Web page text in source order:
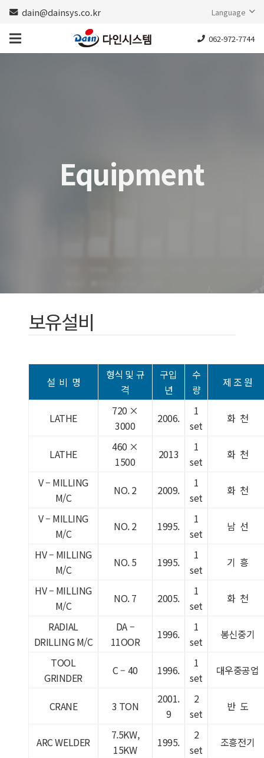
dain@dainsys.co.kr Language
062-972-7744
Equipment
보유설비
설 비 명
형식 및 규
격
구입
년
수
량
제 조 원
LATHE
720 ×
3000
2006.
1
set
화 천
LATHE
460 ×
1500
2013
1
set
화 천
V – MILLING
M/C
NO. 2 2009.
1
set
화 천
V – MILLING
M/C
NO. 2 1995.
1
set
남 선
HV – MILLING
M/C
NO. 5 1995.
1
set
기 흥
HV – MILLING
M/C
NO. 7 2005.
1
set
화 천
RADIAL
DRILLING M/C
DA –
11OOR
1996.
1
set
봉신중기
TOOL
GRINDER
C – 40 1996.
1
set
대우중공업
CRANE 3 TON
2001.
9
2
set
반 도
ARC WELDER
7.5KW,
15KW
1995.
2
set
조흥전기